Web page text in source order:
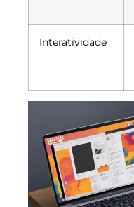
Interatividade